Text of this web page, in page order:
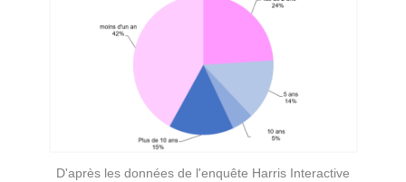
D'après les données de l'enquête Harris Interactive